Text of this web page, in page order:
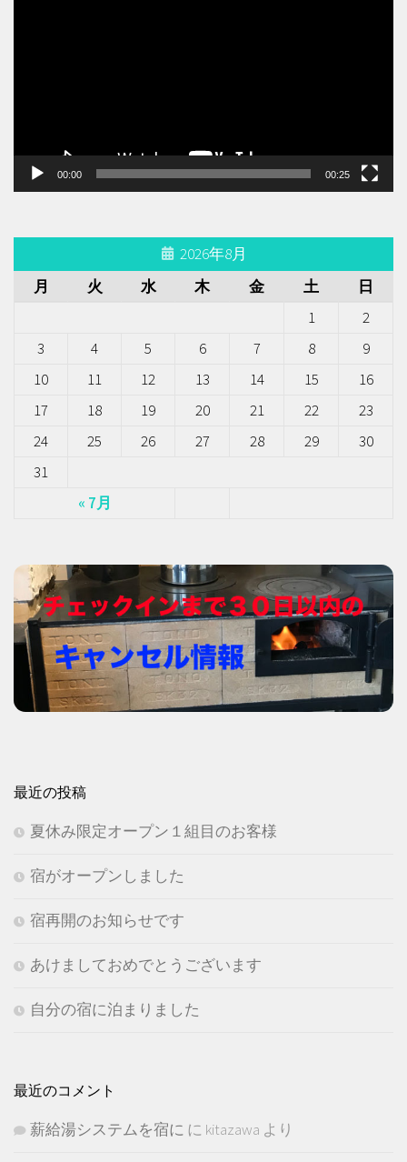
00:00 00:25
2026年8月
月
火 水 木 金 土 日
« 7月
1
2
3
4 5 6 7 8
9
10
11 12 13 14 15
16
17
18 19 20 21 22
23
24
25 26 27 28 29
30
31
最近の投稿
夏休み限定オープン１組目のお客様
宿がオープンしました
宿再開のお知らせです
あけましておめでとうございます
自分の宿に泊まりました
最近のコメント
薪給湯システムを宿に に kitazawa より